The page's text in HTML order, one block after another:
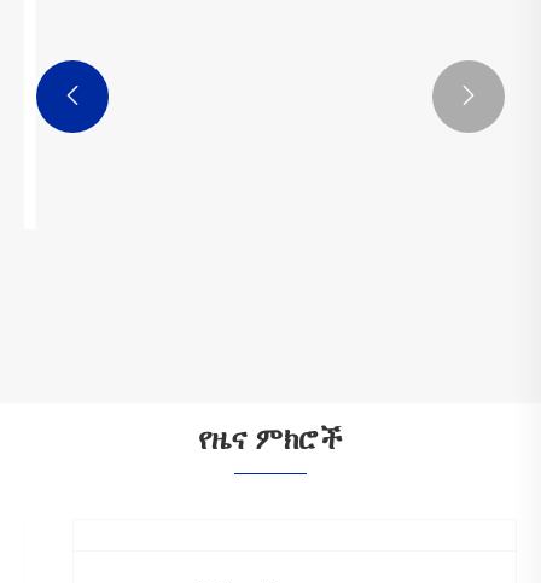
 
የዜና ምክሮች